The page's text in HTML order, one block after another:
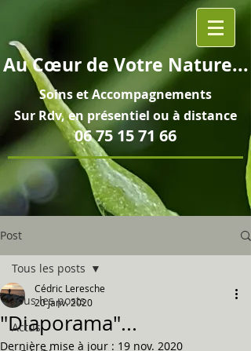
AuCœurde Votre Nature...
Soins etAccompagnements
Sur Rdv, en présentiel ou à distance
06 75 15 71 66
Post
Tous les posts
Actus
Tous les posts
"Diaporama"...
Cédric Leresche
20 janv. 2020
Dernière mise à jour : 19 nov. 2020